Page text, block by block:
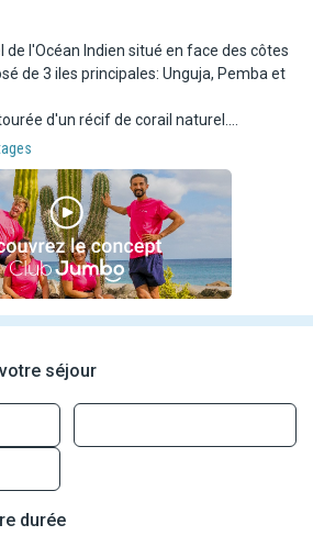
de l'Océan Indien situé en face des côtes
de 3 iles principales: Unguja, Pemba et
d'un récif de corail naturel.
les eaux cristallines de l'île vous
durant ce circuit !
des clients logeant dans différents
peuvent donc changer d'une
arrêts possibles afin de récupérer
des excursions et au retour des
excursion à l'autre.
séjour
durée